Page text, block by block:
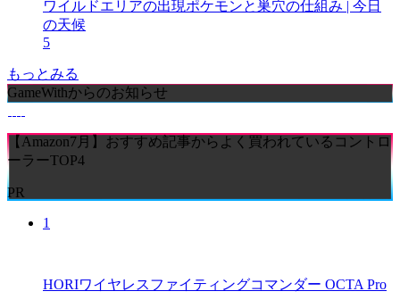
ワイルドエリアの出現ポケモンと巣穴の仕組み | 今日
の天候
5
もっとみる
GameWithからのお知らせ
【Amazon7月】おすすめ記事からよく買われているコントロ
ーラーTOP4
PR
1
HORIワイヤレスファイティングコマンダー OCTA Pro